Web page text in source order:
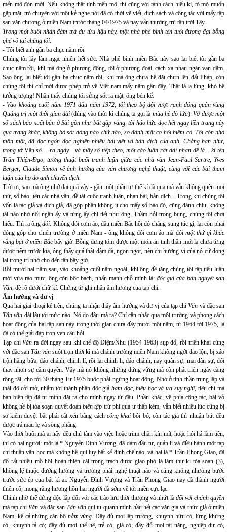
mến mộ đón mời. Nếu không thật tình mến mộ, thì cũng với tánh cách hiếu kì, tò mò muốn
gặp mặt, trò chuyện với một kẻ nghe nói đã có thời vẽ viết, dịch sách và cộng tác với mấy tập
san văn chương ở miền Nam trước tháng 04/1975 và nay vẫn thường trú tận trời Tây.
Trong một buổi nhàn đàm trà dư tửu hậu này, một nhà phê bình tên tuổi đương đại bỗng
ghé vô tai chúng tôi:
- Tôi biết anh gần ba chục năm rồi.
Chúng tôi lấy làm ngạc nhiên hết sức. Nhà phê bình miền Bắc này sao lại biết tôi gần ba
chục năm rồi, khi mà ông ở phương đông, tôi ở phương đoài, cách xa nhau ngàn vạn dặm.
Sao ông lại biết tôi gần ba chục năm rồi, khi mà ông chưa hề đặt chưn lên đất Pháp, còn
chúng tôi thì chỉ mới được phép trở về Việt nam mấy năm gần đây. Thật là lạ lùng, khó bề
tưởng tượng! Nhận thấy chúng tôi sửng sốt ra mặt, ông bèn kể:
- Vào khoảng cuối năm 1971 đầu năm 1972, tôi theo bộ đội vượt ranh đóng quân vùng
Quảng trị một thời gian dài (đúng vào thời kì chúng ta gọi là mùa hè đỏ lửa). Vớ được một
số sách báo xuất bản ở Sài gòn như bắt gặp vàng, tôi háo hức đọc hết ngay liền trang này
qua trang khác, không bỏ sót dòng nào chữ nào, sợ đánh mất cơ hội hiếm có. Tôi còn nhớ
mồn một, đã đọc ngốn đọc nghiến nhiều bài viết và bản dịch của anh. Chẳng hạn như,
trong tờ Vănsố… ra ngày... và mấy số tiếp theo, một cảo luận rất dài nhan đề là... kí tên
Trần Thiện-Đạo, tường thuật buổi tranh luận giữa các nhà văn Jean-Paul Sartre, Yves
Berger, Claude Simon về ảnh hưởng của văn chương nghệ thuật, cùng với các bài tham
luận của họ do anh chuyển dịch.
Trời ơi, sao mà ông nhớ dai quá vậy - gần một phần tư thế kỉ đã qua mà vẫn không quên mọi
thứ, số báo, tên các nhà văn, đề tài cuộc tranh luận, nhan bài, bản dịch…Trong khi chúng tôi
vốn là tác giả và dịch giả, đã góp phần không ít cho mấy số báo đó, cũng đành chịu, không
tài nào nhớ nổi ngần ấy và từng ấy chi tiết như ông. Thầm hỏi trong bụng, chúng tôi chợt
hiểu. Thì ra ôngđói. Không đói cơm áo, dầu miền Bắc hồi đó chẳng sung túc gì, lại còn phải
đóng góp cho chiến trường ở miền Nam - ông không đói cơm áo mà đói một thứ gì khác
vắng bặt ở miền Bắcbấy giờ. Bỗng dưng tóm được một món ăn tinh thần mới lạ chưa từng
được nếm trước kia, ông thấy quả thật đậm đà, ngon ngọt, nên chi hương vị của nó cứ đọng
lại trong trí nhớ cho đến tận bây giờ.
Rồi mười hai năm sau, vào khoảng cuối năm ngoái, khi ông đề tặng chúng tôi tập tiểu luận
mới vừa ráo mực, ông còn bộc bạch, nhấn mạnh chỗ mình là:độc giả của bán nguyệt san
Văn, đề rõ dưới chữ kí. Chứng từ ghi nhận âm hưởng của tạp chí.
Âm hưởng và dư vị
Qua hai giai thoại kể trên, chúng ta nhận thấy âm hưởng và dư vị của tạp chíVăn và đặc san
Tân văn dài lâu tới mức nào. Nó do đâu mà ra? Chỉ cần nhắc qua môi trường và phong cách
hoạt động của hai tập san này trong thời gian chưa đầy mười một năm, từ 1964 tới 1975, là
đà có thể giải đáp trọn vẹn câu hỏi.
Tạp chíVăn ra đời ngay sau khi chế độ Diệm/Nhu (1954-1963) sụp đổ, rồi triển khai cùng
với đặc san Tân văn suốt trọn thời kì mà chánh trường miền Nam không ngớt đảo lộn, bị xáo
trộn hằng bữa, đảo chánh, chỉnh lí, rồi lại chỉnh li, đảo chánh, nay quân sự, mai dân sự, đổi
thay nhơn sự cầm quyền. Vậy mà nó không những đứng vững mà còn phát triển ngày càng
rộng rãi, cho tới 30 tháng Tư 1975 buộc phải ngừng hoạt động. Nhờ ở tinh thần trung lập và
thái độ cởi mở, nhắm tới thành phần độc giả ham đọc, hiếu học và ưa suy nghĩ, tiêu chí mà
ban biên tập đã tự mình đặt ra cho mình ngay từ đầu. Phần khác, về phía cộng tác, bài vở
không hề bị tòa soạn quyết đoánbiên tập trừ phi quá ư thấp kém, vẫn biết nhiều lúc cũng bị
sở kiểm duyệt bắt phải cắt xén bằng cách công khai bôi bỏ; còn tác giả thì nhuận bút đều
được trả mau lẹ và sòng phẳng.
Vào thời buổi mà ai nấy đều chú tâm vào việc hoặc trùm chăn kín mít, hoặc hối hả làm tiền,
thì có hai người: một là * Nguyễn Đình Vượng, đã dám đầu tư, quản lí và điều hành một tạp
chí thuần văn học mà không hề qui lụy bất kể định chế nào, và hai là * Trần Phong Giao, đã
đổ rất nhiều mồ hôi hoàn thiện cái trọng trách được giao phó là làm thư kí tòa soạn (3),
không lệ thuộc đường hướng và trường phái nghệ thuật nào và cũng không nhưòng bước
trước sức ép của bất kì ai. Nguyễn Đình Vượng và Trần Phong Giao nay đã thành người
thiên cổ, mong rằng hương hồn hai người đã sớm về tới miền cực lạc.
Chính nhờ thế đứng độc lập đối với các trào lưu thời thượng và nhứt làđối với chánh quyền
mà tạp chíVăn và đặc sanTân văn qui tụ quanh mình hầu hết các văn gia và thức giả ở miền
Nam, kể cả những cán bộ nằm vùng. Đầy đủ mọi lập trường, khuynh hữu có, lừng khừng
có, khuynh tả có; đầy đủ mọi thế hệ, trẻ có, già có; đầy đủ mọi tài năng, nghiệp dư có,